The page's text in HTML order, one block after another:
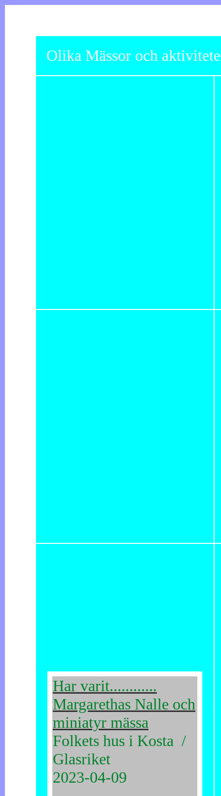
Olika Mässor och
Har varit............
Margarethas Nalle och
miniatyr mässa
Folkets hus i Kosta /
Glasriket
2023-04-09